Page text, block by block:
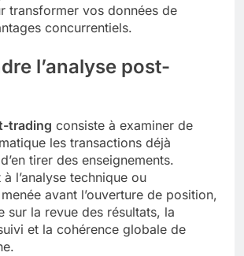
transformer vos données de
concurrentiels.
l’analyse post-
trading consiste à examiner de
les transactions déjà
tirer des enseignements.
l’analyse technique ou
avant l’ouverture de position,
sur la revue des résultats, la
et la cohérence globale de